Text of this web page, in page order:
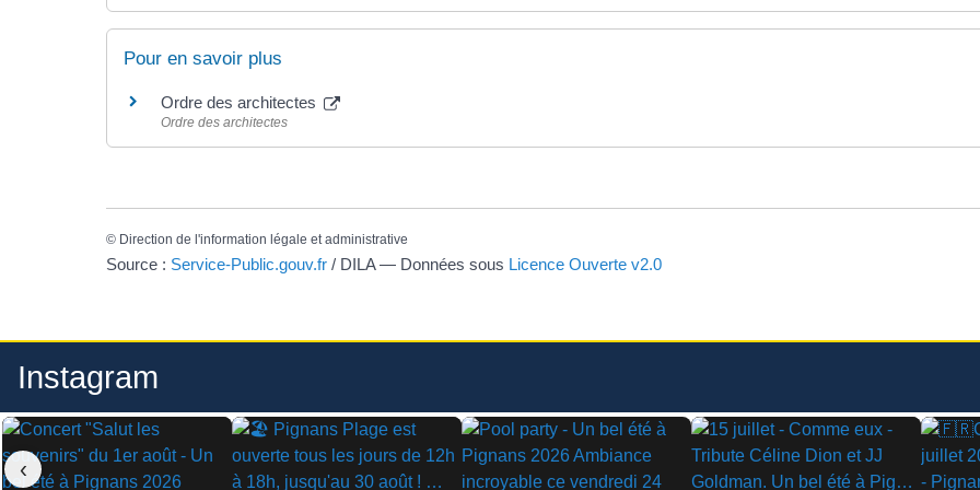
Pour en savoir plus
Ordre des architectes
Ordre des architectes
© Direction de l'information légale et administrative
Source : Service-Public.gouv.fr / DILA — Données sous Licence Ouverte v2.0
Instagram
‹